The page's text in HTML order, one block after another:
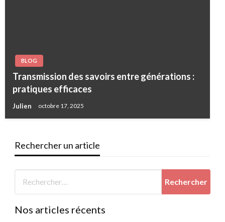
BLOG
Transmission des savoirs entre générations :
pratiques efficaces
Julien octobre 17, 2025
Rechercher un article
Nos articles récents